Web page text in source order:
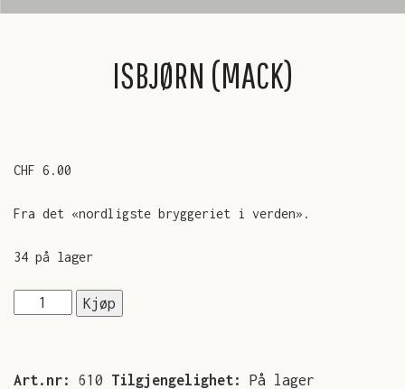
SHOP
SMIL
ISBJØRN (MACK)
CHF 6.00
Fra det «nordligste bryggeriet i verden».
34 på lager
Isbjørn
Kjøp
Art.nr: 610 Tilgjengelighet:
På lager